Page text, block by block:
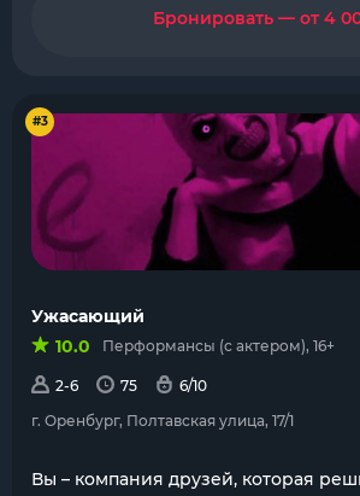
Бронировать — от 4
#3
Ужасающий
10.0
Перформансы (с актером), 16+
2-6 75
6/10
г. Оренбург, Полтавская улица, 17/1
Вы – компания друзей, которая